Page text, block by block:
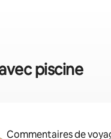
piscine
Commentaires de